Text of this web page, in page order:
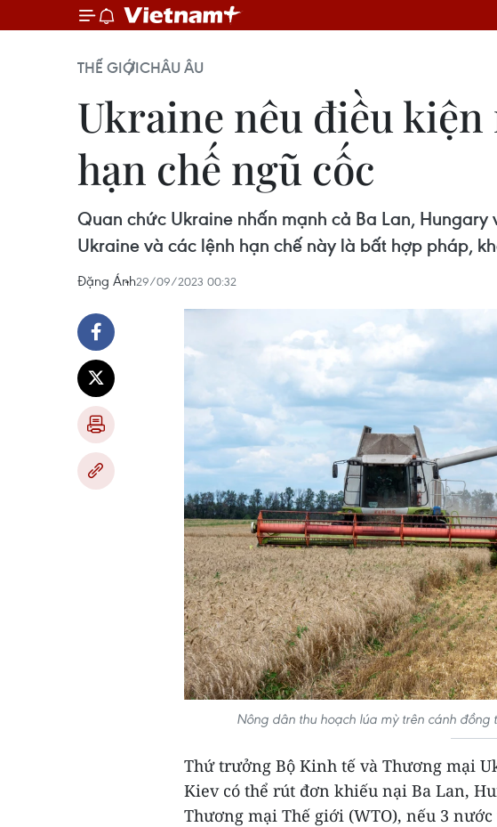
THẾ GIỚICHÂU ÂU
Ukraine nêu điều kiện
hạn chế ngũ cốc
Quan chức Ukraine nhấn mạnh cả Ba Lan,
Ukraine và các lệnh hạn chế này là bất hợp pháp,
Đặng Ánh29/09/2023 00:32
Nông dân thu hoạch lúa mỳ trên cánh đồng
Thứ trưởng Bộ Kinh tế và Thương mại
Kiev có thể rút đơn khiếu nại Ba Lan,
Thương mại Thế giới (WTO), nếu 3